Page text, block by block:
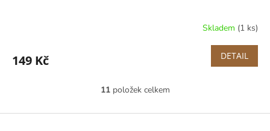
Skladem (1 ks)
149 Kč DETAIL
O
l
11položek celkem
Z